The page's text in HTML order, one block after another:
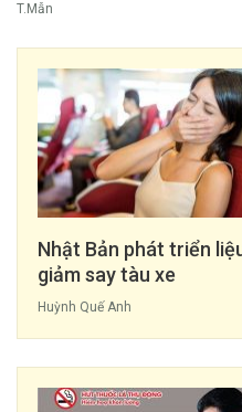
T.Mẫn
Nhật Bản phát triển
giảm say tàu xe
Huỳnh Quế Anh